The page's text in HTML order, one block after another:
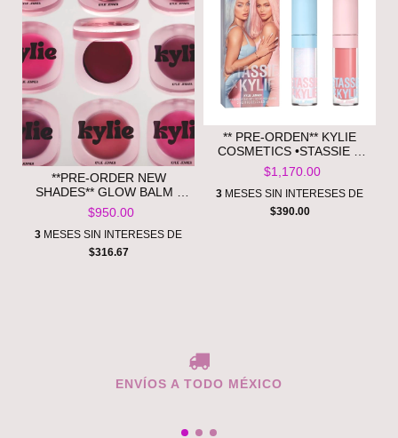
**PRE-ORDER NEW
SHADES** GLOW BALM •
KYLIE COSMETICS
$950.00
3 MESES SIN INTERESES DE
$316.67
** PRE-ORDEN** KYLIE
COSMETICS •STASSIE X
KYLIE HIGH GLOSS DUO
$1,170.00
3 MESES SIN INTERESES DE
$390.00
ENVÍOS A TODO MÉXICO